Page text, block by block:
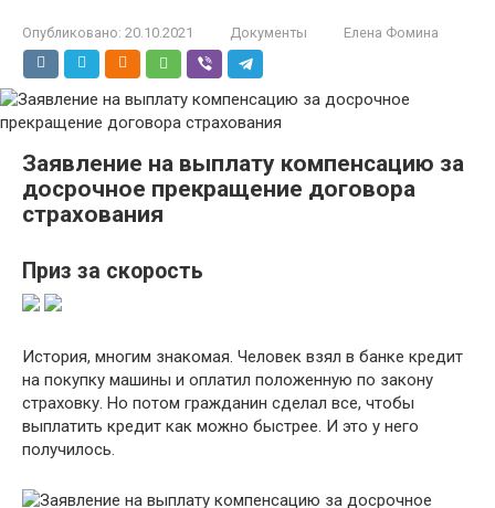
Опубликовано: 20.10.2021 Документы Елена Фомина
Заявление на выплату компенсацию за
досрочное прекращение договора
страхования
Приз за скорость
История, многим знакомая. Человек взял в банке кредит
на покупку машины и оплатил положенную по закону
страховку. Но потом гражданин сделал все, чтобы
выплатить кредит как можно быстрее. И это у него
получилось.